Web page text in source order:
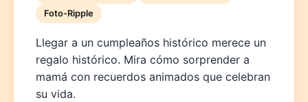
Foto-Ripple
Llegar a un cumpleaños histórico merece un
regalo histórico. Mira cómo sorprender a
mamá con recuerdos animados que celebran
su vida.